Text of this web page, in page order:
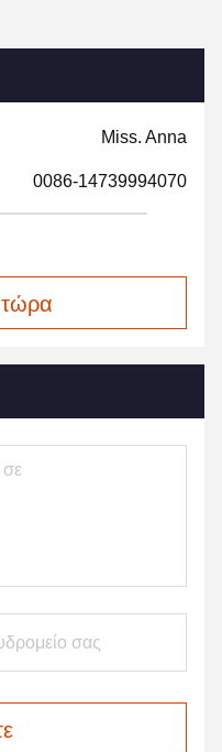
Miss. Anna
0086-14739994070
τώρα